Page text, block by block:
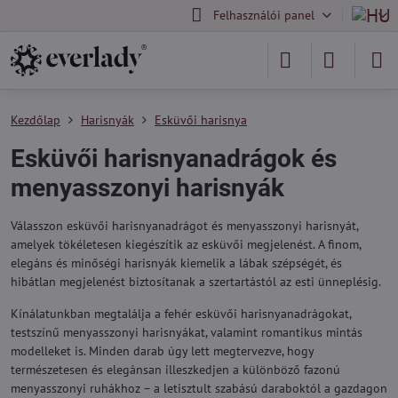
Felhasználói panel
Kezdőlap Harisnyák Esküvői harisnya
Esküvői harisnyanadrágok és
menyasszonyi harisnyák
Válasszon esküvői harisnyanadrágot és menyasszonyi harisnyát,
amelyek tökéletesen kiegészítik az esküvői megjelenést. A finom,
elegáns és minőségi harisnyák kiemelik a lábak szépségét, és
hibátlan megjelenést biztosítanak a szertartástól az esti ünneplésig.
Kínálatunkban megtalálja a fehér esküvői harisnyanadrágokat,
testszínű menyasszonyi harisnyákat, valamint romantikus mintás
modelleket is. Minden darab úgy lett megtervezve, hogy
természetesen és elegánsan illeszkedjen a különböző fazonú
menyasszonyi ruhákhoz – a letisztult szabású daraboktól a gazdagon